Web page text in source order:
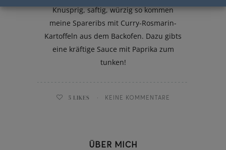
Knusprig, saftig, würzig so kommen
meine Spareribs mit Curry-Rosmarin-
Kartoffeln aus dem Backofen. Dazu gibts
eine kräftige Sauce mit Paprika zum
tunken!
5 LIKES KEINE KOMMENTARE
ÜBER MICH